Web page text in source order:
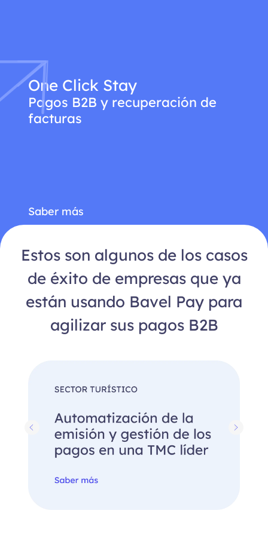
One Click Stay
Pagos B2B y recuperación de
facturas
Saber más
Estos son algunos de los casos
de éxito de empresas que ya
están usando Bavel Pay para
agilizar sus pagos B2B